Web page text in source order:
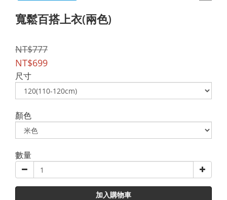
寬鬆百搭上衣(兩色)
NT$777
NT$699
尺寸
顏色
數量
加入購物車